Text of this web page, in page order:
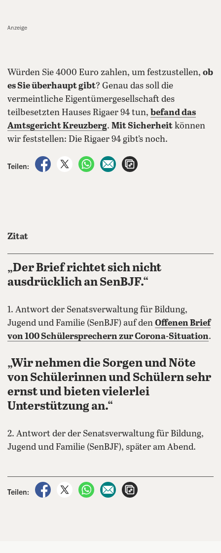
Anzeige
Würden Sie 4000 Euro zahlen, um festzustellen, ob
es Sie überhaupt gibt? Genau das soll die
vermeintliche Eigentümergesellschaft des
teilbesetzten Hauses Rigaer 94 tun, befand das
Amtsgericht Kreuzberg. Mit Sicherheit können
wir feststellen: Die Rigaer 94 gibt’s noch.
Teilen:
auf Facebook teilen
auf X teilenper WhatsApp teilen
per E-Mail teilen
Zitat
„Der Brief richtet sich nicht
ausdrücklich an SenBJF.“
1. Antwort der Senatsverwaltung für Bildung,
Jugend und Familie (SenBJF) auf den Offenen Brief
von 100 Schülersprechern zur Corona-Situation.
„Wir nehmen die Sorgen und Nöte
von Schülerinnen und Schülern sehr
ernst und bieten vielerlei
Unterstützung an.“
2. Antwort der der Senatsverwaltung für Bildung,
Jugend und Familie (SenBJF), später am Abend.
Teilen:
auf Facebook teilen
auf X teilenper WhatsApp teilen
per E-Mail teilen